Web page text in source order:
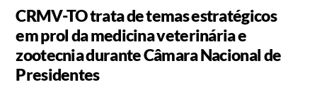
CRMV-TO trata de temas estratégicos
em prol da medicina veterinária e
zootecnia durante Câmara Nacional de
Presidentes